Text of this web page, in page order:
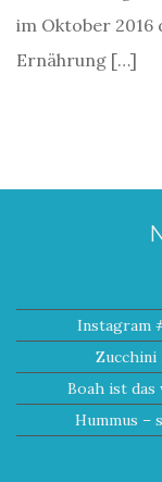
im Oktober 2016
Ernährung […]
Instagram
Zucchini
Boah ist das
Hummus –